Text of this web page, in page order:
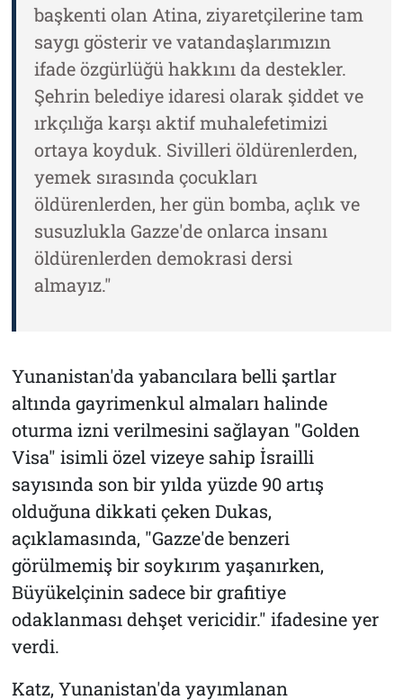
başkenti olan Atina, ziyaretçilerine tam
saygı gösterir ve vatandaşlarımızın
ifade özgürlüğü hakkını da destekler.
Şehrin belediye idaresi olarak şiddet ve
ırkçılığa karşı aktif muhalefetimizi
ortaya koyduk. Sivilleri öldürenlerden,
yemek sırasında çocukları
öldürenlerden, her gün bomba, açlık ve
susuzlukla Gazze'de onlarca insanı
öldürenlerden demokrasi dersi
almayız."
Yunanistan'da yabancılara belli şartlar
altında gayrimenkul almaları halinde
oturma izni verilmesini sağlayan "Golden
Visa" isimli özel vizeye sahip İsrailli
sayısında son bir yılda yüzde 90 artış
olduğuna dikkati çeken Dukas,
açıklamasında, "Gazze'de benzeri
görülmemiş bir soykırım yaşanırken,
Büyükelçinin sadece bir grafitiye
odaklanması dehşet vericidir." ifadesine yer
verdi.
Katz, Yunanistan'da yayımlanan